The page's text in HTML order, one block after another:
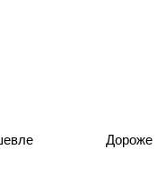
Дороже